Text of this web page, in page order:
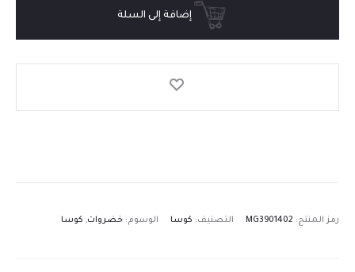
رمز المنتج: MG3901402 التصنيف: كوسا الوسوم: خضروات, كوسا